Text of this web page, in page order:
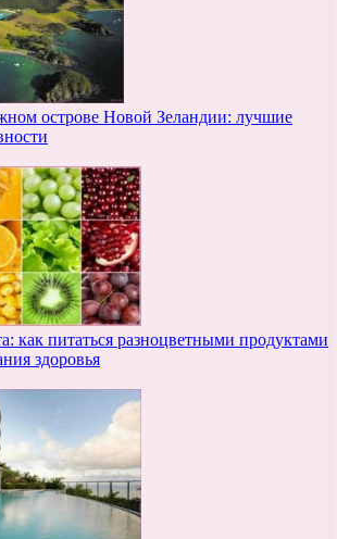
острове Новой Зеландии: лучшие
как питаться разноцветными продуктами
здоровья